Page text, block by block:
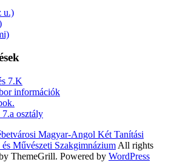
u.)
7.K
információk
osztály
Magyar-Angol Két Tanítási
Művészeti Szakgimnázium All rights
ThemeGrill. Powered by WordPress